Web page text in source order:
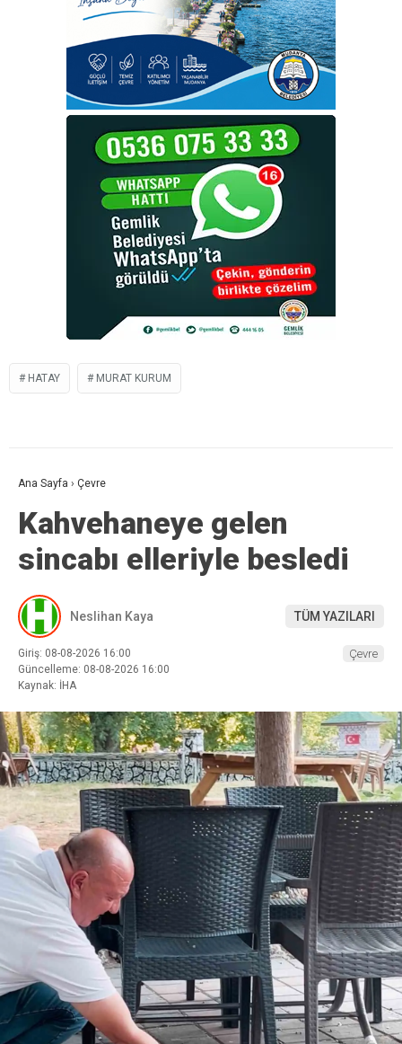
HATAY MURAT KURUM
Ana Sayfa › Çevre
Kahvehaneye gelen
sincabı elleriyle besledi
Neslihan Kaya TÜM YAZILARI
Giriş: 08-08-2026 16:00
Güncelleme: 08-08-2026 16:00
Kaynak: İHA
Çevre